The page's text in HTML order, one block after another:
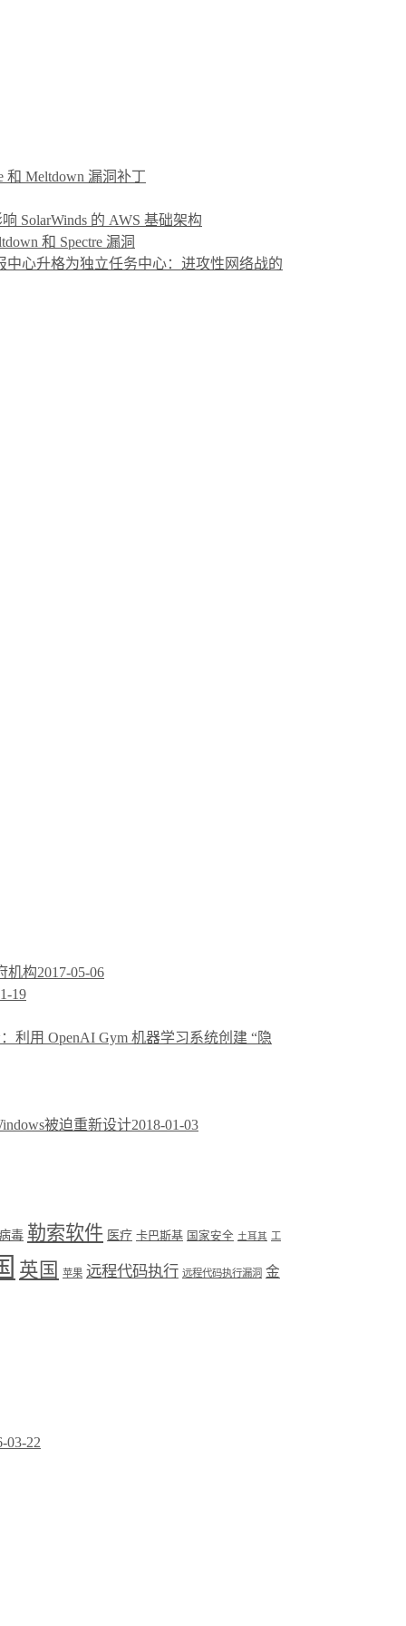
和 Meltdown 漏洞补丁
SolarWinds 的 AWS 基础架构
和 Spectre 漏洞
中心升格为独立任务中心：进攻性网络战的
机构2017-05-06
19
利用 OpenAI Gym 机器学习系统创建 “隐
被迫重新设计2018-01-03
毒 勒索软件 医疗 卡巴斯基 国家安全 土耳其 工
英国 苹果 远程代码执行 远程代码执行漏洞 金
03-22